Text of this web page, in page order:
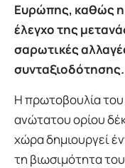
Ευρώπης, καθώς η
έλεγχο της
σαρωτικές
συνταξιοδότησης.
Η πρωτοβουλία
ανώτατου ορίου
χώρα δημιουργεί
τη βιωσιμότητα